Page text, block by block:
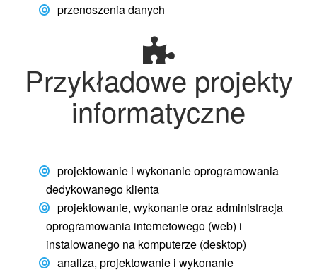
przenoszenia danych
Przykładowe projekty
informatyczne
projektowanie i wykonanie oprogramowania
dedykowanego klienta
projektowanie, wykonanie oraz administracja
oprogramowania internetowego (web) i
instalowanego na komputerze (desktop)
analiza, projektowanie i wykonanie